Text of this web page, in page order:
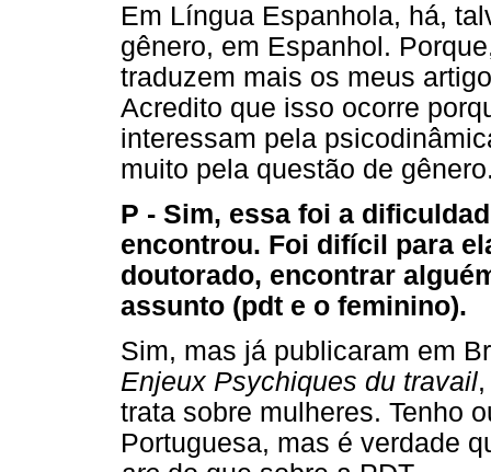
Em Língua Espanhola, há,
gênero, em Espanhol.
traduzem mais os meus
Acredito que isso ocorre
interessam pela
muito pela questão de
P - Sim, essa foi a
encontrou. Foi difícil para
doutorado, encontrar
assunto (pdt e o feminino).
Sim, mas já publicaram em
Enjeux Psychiques du travail
trata sobre mulheres. Tenho
Portuguesa, mas é verdade